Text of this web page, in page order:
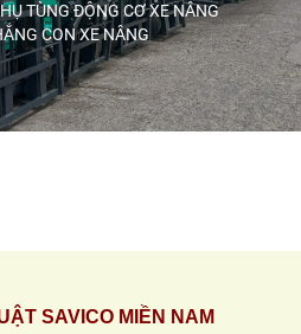
TÙNG ĐỘNG CƠ XE NÂNG
CON XE NÂNG
SAVICO MIỀN NAM